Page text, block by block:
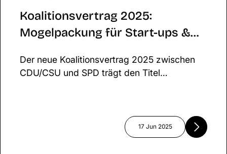
Koalitionsvertrag 2025:
Mogelpackung für Start-ups &
Der neue Koalitionsvertrag 2025 zwischen
CDU/CSU und SPD trägt den Titel
Während wirtschaftliche Stabilität und
Digitalisierung im Vordergrund stehen,
17 Jun 2025